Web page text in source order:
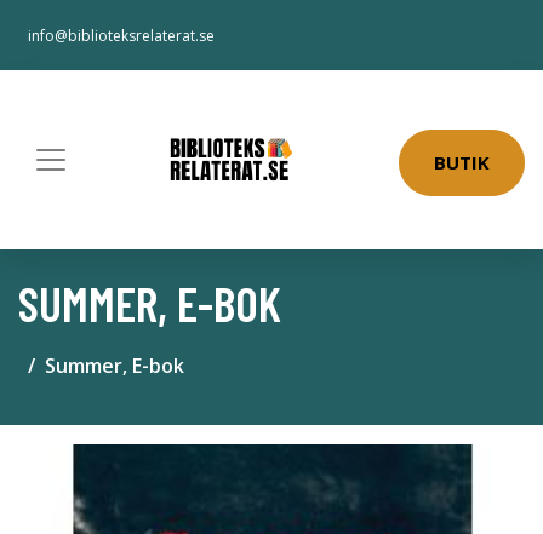
info@biblioteksrelaterat.se
BUTIK
SUMMER, E-BOK
Summer, E-bok